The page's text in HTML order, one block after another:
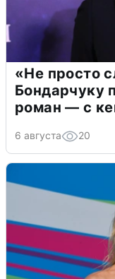
«Не просто
Бондарчуку
роман — с
6 августа 20